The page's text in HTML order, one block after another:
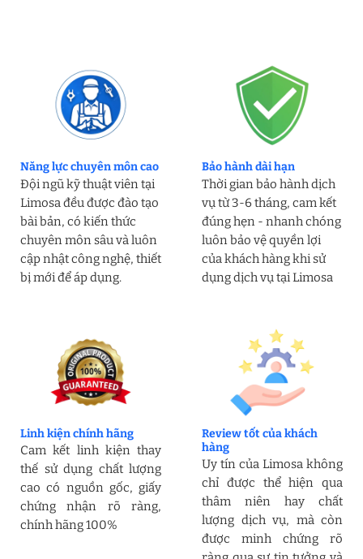
Năng lực chuyên môn cao
Đội ngũ kỹ thuật viên tại
Limosa đều được đào tạo
bài bản, có kiến thức
chuyên môn sâu và luôn
cập nhật công nghệ, thiết
bị mới để áp dụng.
Bảo hành dài hạn
Thời gian bảo hành dịch
vụ từ 3-6 tháng, cam kết
đúng hẹn - nhanh chóng
luôn bảo vệ quyền lợi
của khách hàng khi sử
dụng dịch vụ tại Limosa
Linh kiện chính hãng
Cam kết linh kiện thay
thế sử dụng chất lượng
cao có nguồn gốc, giấy
chứng nhận rõ ràng,
chính hãng 100%
Review tốt của khách
hàng
Uy tín của Limosa không
chỉ được thể hiện qua
thâm niên hay chất
lượng dịch vụ, mà còn
được minh chứng rõ